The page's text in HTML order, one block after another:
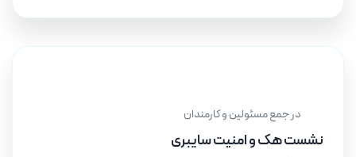
در جمع مسئولین و کارمندان
نشست هک و امنیت سایبری